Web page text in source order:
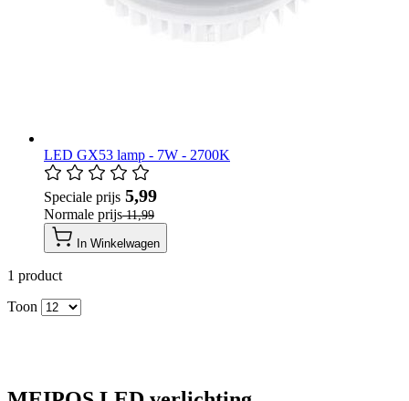
LED GX53 lamp - 7W - 2700K
Speciale prijs ​ 5,99
Normale prijs​ 11,99
In Winkelwagen
1 product
Toon